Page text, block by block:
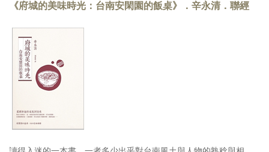
《府城的美味時光：台南安閑園的飯桌》．辛永清．聯經